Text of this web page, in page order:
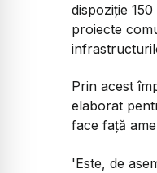
dispoziție
proiecte
Prin acest
elaborat
face față
'Este, de